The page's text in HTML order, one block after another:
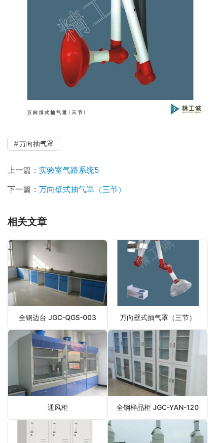
万向抽气罩
上一篇： 实验室气路系统5
下一篇： 万向壁式抽气罩（三节）
相关文章
全钢边台 JGC-QGS-003 万向壁式抽气罩（三节）
通风柜 全钢样品柜 JGC-YAN-120